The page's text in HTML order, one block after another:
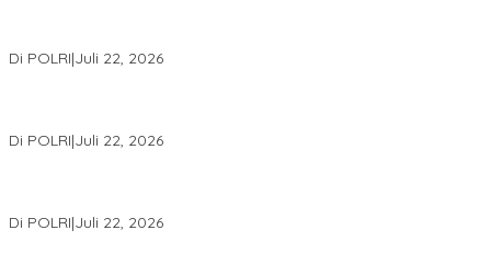
Di POLRI|Juli 22, 2026
Di POLRI|Juli 22, 2026
Di POLRI|Juli 22, 2026